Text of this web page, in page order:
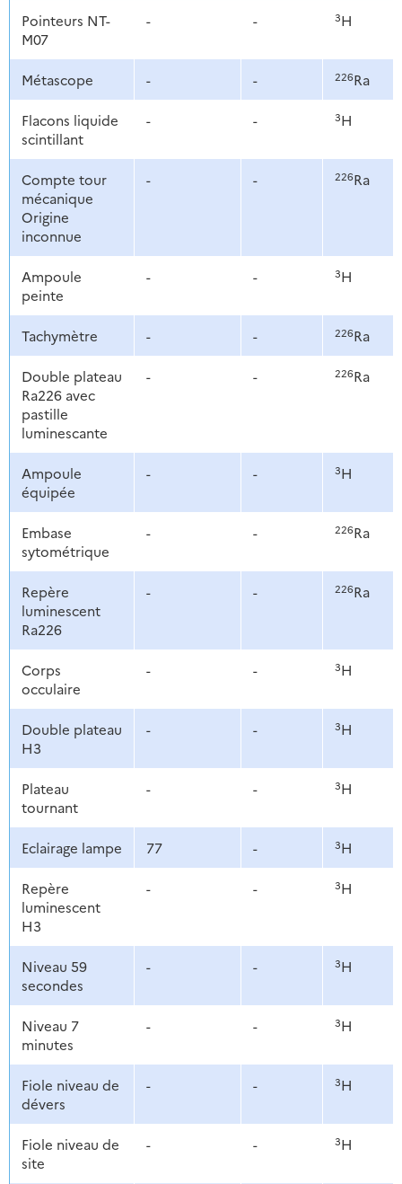
Pointeurs NT-
M07
- - 3H
Métascope - - 226Ra
Flacons liquide
scintillant
- - 3H
Compte tour
mécanique
Origine
inconnue
- - 226Ra
Ampoule
peinte
- - 3H
Tachymètre - - 226Ra
Double plateau
Ra226 avec
pastille
luminescante
- - 226Ra
Ampoule
équipée
- - 3H
Embase
sytométrique
- - 226Ra
Repère
luminescent
Ra226
- - 226Ra
Corps
occulaire
- - 3H
Double plateau
H3
- - 3H
Plateau
tournant
- - 3H
Eclairage lampe 77 - 3H
Repère
luminescent
H3
- - 3H
Niveau 59
secondes
- - 3H
Niveau 7
minutes
- - 3H
Fiole niveau de
dévers
- - 3H
Fiole niveau de
site
- - 3H